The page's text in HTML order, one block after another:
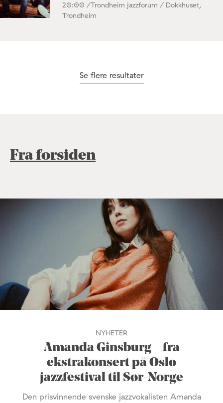
20:00 /Trondheim jazzforum / Dokkhuset,
Trondheim
Se flere resultater
Fra forsiden
NYHETER
Amanda Ginsburg – fra
ekstrakonsert på Oslo
jazzfestival til Sør-Norge
Den prisvinnende svenske jazzvokalisten Amanda